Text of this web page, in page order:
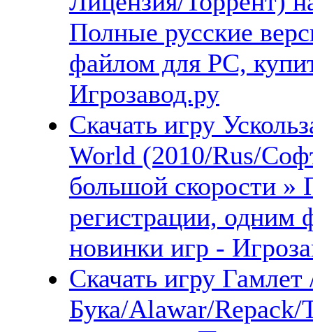
Полные русские
файлом для PC,
Игрозавод.ру
Скачать игру
World (2010/Rus/
большой скорости »
регистрации, одним
новинки игр -
Скачать игру
Бука/Alawar/Repack/